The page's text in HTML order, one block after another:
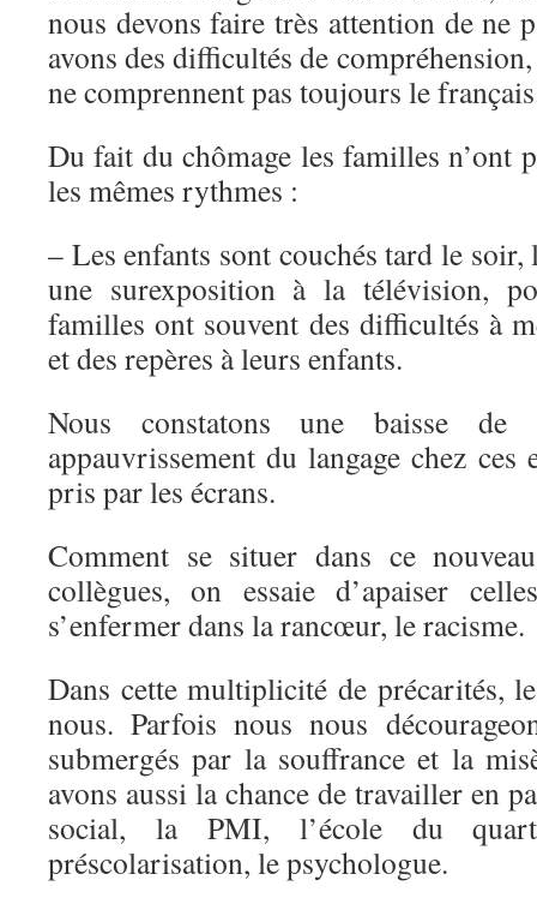
nous devons faire très attention de ne
avons des difficultés de
ne comprennent pas toujours le
Du fait du chômage les familles n’ont
les mêmes rythmes :
– Les enfants sont couchés tard le soir,
une surexposition à la télévision,
familles ont souvent des difficultés à
et des repères à leurs enfants.
Nous constatons une baisse de
appauvrissement du langage chez
pris par les écrans.
Comment se situer dans ce
collègues, on essaie d’apaiser
s’enfermer dans la rancœur, le racisme.
Dans cette multiplicité de précarités,
nous. Parfois nous nous
submergés par la souffrance et la
avons aussi la chance de travailler en
social, la PMI, l’école du
préscolarisation, le psychologue.